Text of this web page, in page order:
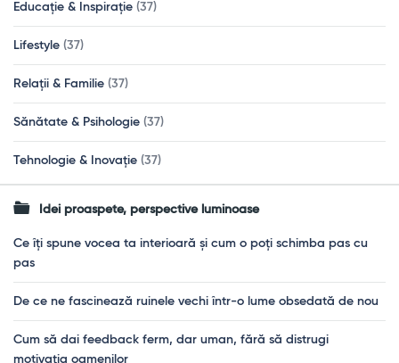
Educație & Inspirație (37)
Lifestyle (37)
Relații & Familie (37)
Sănătate & Psihologie (37)
Tehnologie & Inovație (37)
Idei proaspete, perspective luminoase
Ce îți spune vocea ta interioară și cum o poți schimba pas cu
pas
De ce ne fascinează ruinele vechi într-o lume obsedată de nou
Cum să dai feedback ferm, dar uman, fără să distrugi
motivația oamenilor